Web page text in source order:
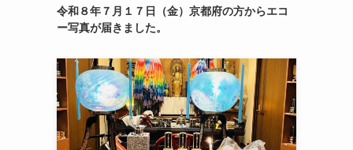
令和８年７月１７日（金）京都府の方からエコ
ー写真が届きました。